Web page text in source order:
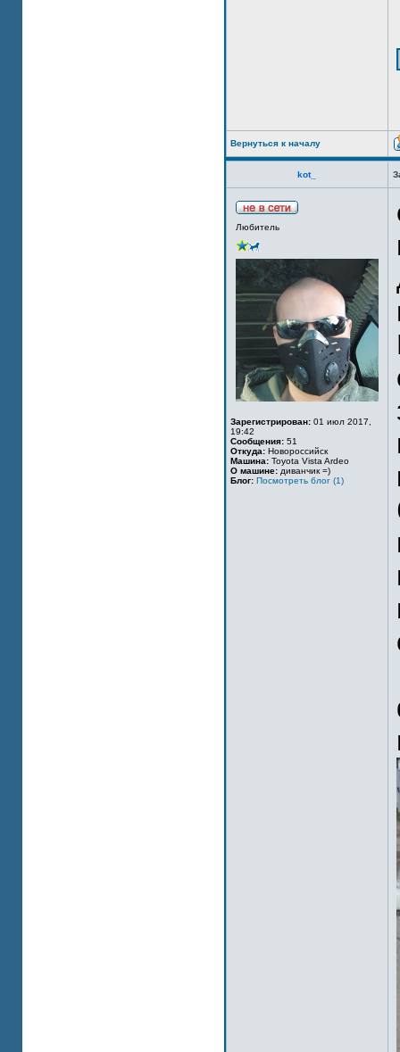
Вернуться к началу
kot_
Любитель
Зарегистрирован: 01 июл 2017,
19:42
Сообщения: 51
Откуда: Новороссийск
Машина: Toyota Vista Ardeo
О машине: диванчик =)
Блог: Посмотреть блог (1)